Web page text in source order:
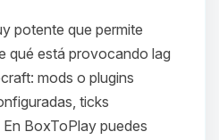
potente que permite
qué está provocando lag
mods o plugins
ticks
BoxToPlay puedes